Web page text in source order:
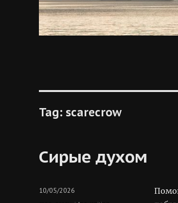
Tag: scarecrow
Сирые духом
Posted
10/05/2026